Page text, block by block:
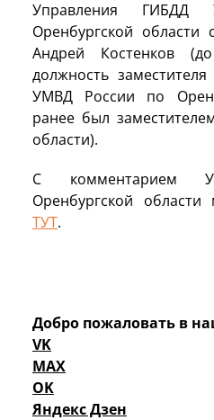
Управления
Оренбургской области
Андрей Костенков
должность
УМВД России по
ранее был
области).
С комментарием
Оренбургской
ТУТ.
Добро пожаловать в
VK
MAX
OK
Яндекс Дзен